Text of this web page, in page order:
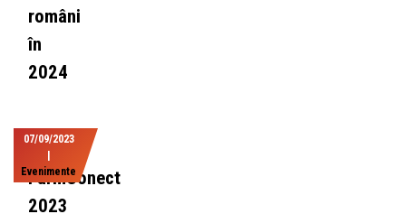
români
în
2024
07/09/2023
Evenimente
FarmConect
2023